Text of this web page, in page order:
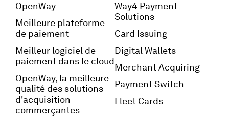
OpenWay
Meilleure plateforme
de paiement
Meilleur logiciel de
paiement dans le cloud
OpenWay, la meilleure
qualité des solutions
d'acquisition
commerçantes
Way4 Payment
Solutions
Card Issuing
Digital Wallets
Merchant Acquiring
Payment Switch
Fleet Cards